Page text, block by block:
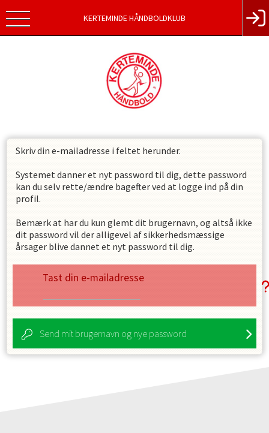
KERTEMINDE HÅNDBOLDKLUB
Skriv din e-mailadresse i feltet herunder.
Systemet danner et nyt password til dig, dette password
kan du selv rette/ændre bagefter ved at logge ind på din
profil.
Bemærk at har du kun glemt dit brugernavn, og altså ikke
dit password vil der alligevel af sikkerhedsmæssige
årsager blive dannet et nyt password til dig.
Tast din e-mailadresse
Send mit brugernavn og nye password